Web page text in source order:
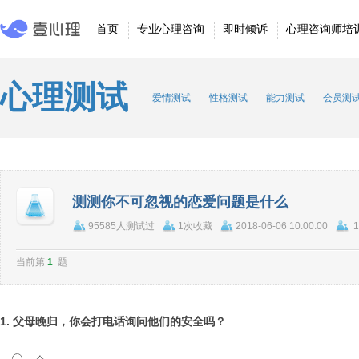
首页 专业心理咨询 即时倾诉 心理咨询师培
心理测试 爱情测试 性格测试 能力测试 会员测
测测你不可忽视的恋爱问题是什么
95585人测试过 1次收藏 2018-06-06 10:00:00
当前第 1 题
1. 父母晚归，你会打电话询问他们的安全吗？